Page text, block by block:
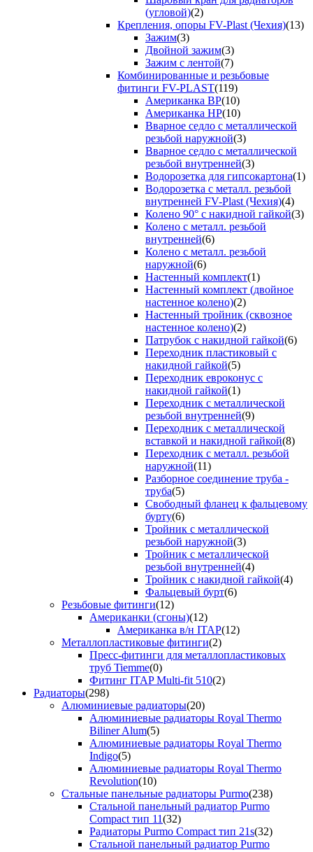
(угловой)(2)
Крепления, опоры FV-Plast (Чехия)(13)
Зажим(3)
Двойной зажим(3)
Зажим с лентой(7)
Комбинированные и резьбовые
фитинги FV-PLAST(119)
Американка ВР(10)
Американка НР(10)
Вварное седло с металлической
резьбой наружной(3)
Вварное седло с металлической
резьбой внутренней(3)
Водорозетка для гипсокартона(1)
Водорозетка с металл. резьбой
внутренней FV-Plast (Чехия)(4)
Колено 90° с накидной гайкой(3)
Колено с металл. резьбой
внутренней(6)
Колено с металл. резьбой
наружной(6)
Настенный комплект(1)
Настенный комплект (двойное
настенное колено)(2)
Настенный тройник (сквозное
настенное колено)(2)
Патрубок с накидной гайкой(6)
Переходник пластиковый с
накидной гайкой(5)
Переходник евроконус с
накидной гайкой(1)
Переходник с металлической
резьбой внутренней(9)
Переходник с металлической
вставкой и накидной гайкой(8)
Переходник с металл. резьбой
наружной(11)
Разборное соединение труба -
труба(5)
Свободный фланец к фальцевому
бурту(6)
Тройник с металлической
резьбой наружной(3)
Тройник с металлической
резьбой внутренней(4)
Тройник с накидной гайкой(4)
Фальцевый бурт(6)
Резьбовые фитинги(12)
Американки (сгоны)(12)
Американка в/н ITAP(12)
Металлопластиковые фитинги(2)
Пресс-фитинги для металлопластиковых
труб Tiemme(0)
Фитинг ITAP Multi-fit 510(2)
Радиаторы(298)
Алюминиевые радиаторы(20)
Алюминиевые радиаторы Royal Thermo
Biliner Alum(5)
Алюминиевые радиаторы Royal Thermo
Indigo(5)
Алюминиевые радиаторы Royal Thermo
Revolution(10)
Стальные панельные радиаторы Purmo(238)
Стальной панельный радиатор Purmo
Compact тип 11(32)
Радиаторы Purmo Compact тип 21s(32)
Стальной панельный радиатор Purmo